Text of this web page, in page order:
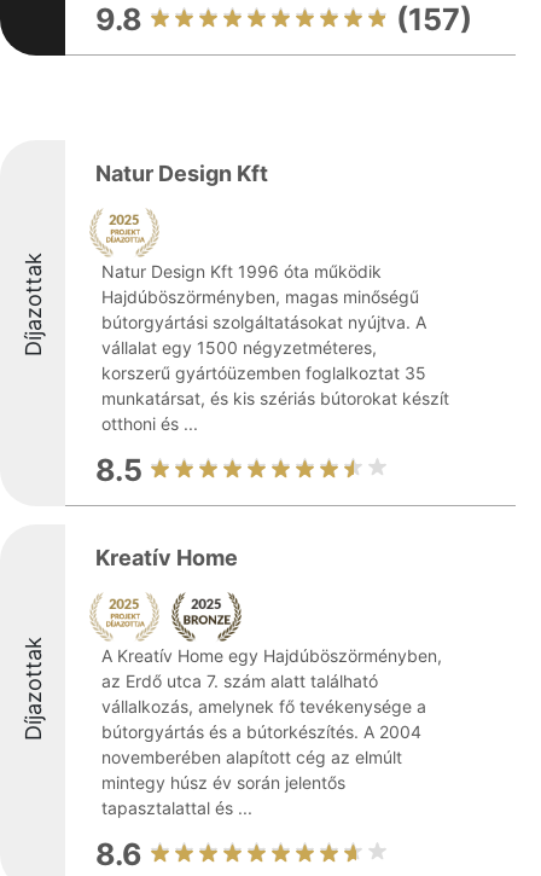
9.8 (157)
Díjazottak
Natur Design Kft
Natur Design Kft 1996 óta működik
Hajdúböszörményben, magas minőségű
bútorgyártási szolgáltatásokat nyújtva. A
vállalat egy 1500 négyzetméteres,
korszerű gyártóüzemben foglalkoztat 35
munkatársat, és kis szériás bútorokat készít
otthoni és ...
8.5
Díjazottak
Kreatív Home
A Kreatív Home egy Hajdúböszörményben,
az Erdő utca 7. szám alatt található
vállalkozás, amelynek fő tevékenysége a
bútorgyártás és a bútorkészítés. A 2004
novemberében alapított cég az elmúlt
mintegy húsz év során jelentős
tapasztalattal és ...
8.6